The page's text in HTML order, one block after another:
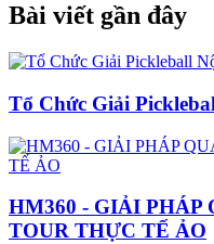
Bài viết gần đây
Tổ Chức Giải
HM360 - GIẢI PHÁP
TOUR THỰC TẾ ẢO